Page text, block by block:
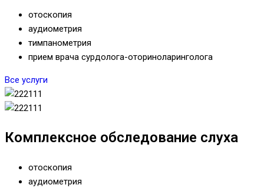
отоскопия
аудиометрия
тимпанометрия
прием врача сурдолога-оториноларинголога
Все услуги
Комплексное обследование слуха
отоскопия
аудиометрия